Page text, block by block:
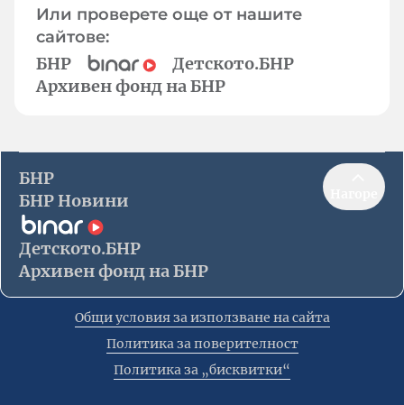
Или проверете още от нашите
сайтове:
БНР
Детското.БНР
Архивен фонд на БНР
БНР
БНР Новини
Детското.БНР
Архивен фонд на БНР
Общи условия за използване на сайта
Политика за поверителност
Политика за „бисквитки“